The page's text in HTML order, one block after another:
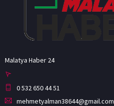
Malatya Haber 24
0 532 650 44 51
mehmetyalman38644@gmail.com